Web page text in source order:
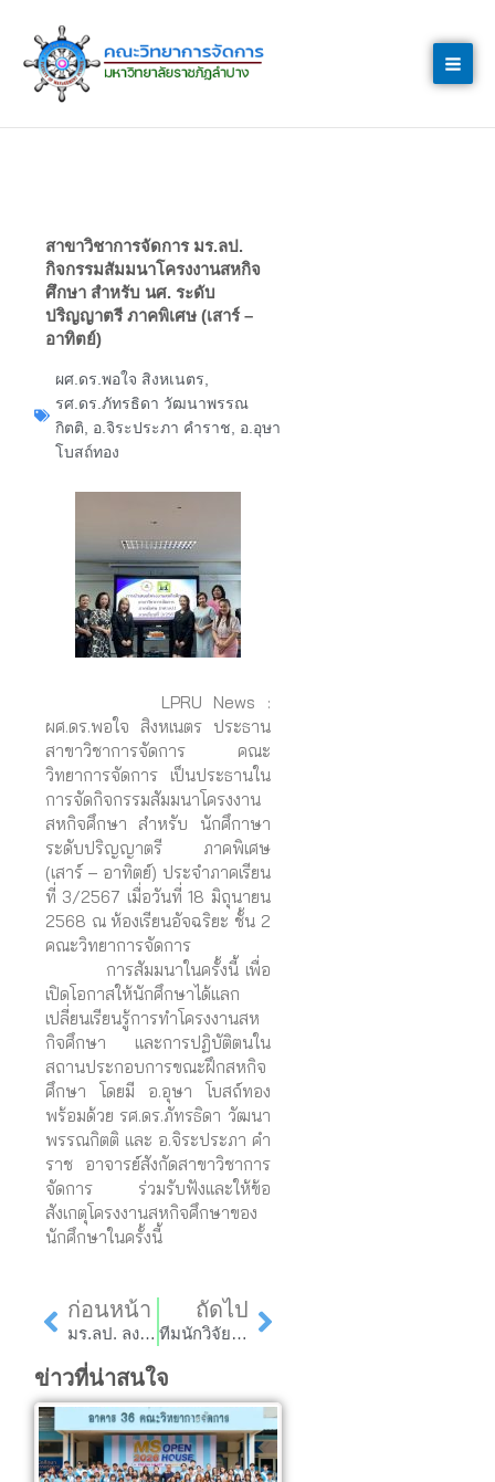
content
สาขาวิชาการจัดการ มร.ลป.
กิจกรรมสัมมนาโครงงานสหกิจ
ศึกษา สำหรับ นศ. ระดับ
ปริญญาตรี ภาคพิเศษ (เสาร์ –
อาทิตย์)
ผศ.ดร.พอใจ สิงหเนตร
รศ.ดร.ภัทรธิดา วัฒนาพรรณ
กิตติ
อ.จิระประภา คำราช
อ.อุษา
โบสถ์ทอง
LPRU News :
ผศ.ดร.พอใจ สิงหเนตร ประธาน
สาขาวิชาการจัดการ คณะ
วิทยาการจัดการ เป็นประธานใน
การจัดกิจกรรมสัมมนาโครงงาน
สหกิจศึกษา สำหรับ นักศึกาษา
ระดับปริญญาตรี ภาคพิเศษ
(เสาร์ – อาทิตย์) ประจำภาคเรียน
ที่ 3/2567 เมื่อวันที่ 18 มิถุนายน
2568 ณ ห้องเรียนอัจฉริยะ ชั้น 2
คณะวิทยาการจัดการ
การสัมมนาในครั้งนี้ เพื่อ
เปิดโอกาสให้นักศึกษาได้แลก
เปลี่ยนเรียนรู้การทำโครงงานสห
กิจศึกษา และการปฏิบัติตนใน
สถานประกอบการขณะฝึกสหกิจ
ศึกษา โดยมี อ.อุษา โบสถ์ทอง
พร้อมด้วย รศ.ดร.ภัทรธิดา วัฒนา
พรรณกิตติ และ อ.จิระประภา คำ
ราช อาจารย์สังกัดสาขาวิชาการ
จัดการ ร่วมรับฟังและให้ข้อ
สังเกตุโครงงานสหกิจศึกษาของ
นักศึกษาในครั้งนี้
Prev
ก่อนหน้า
มร.ลป. ลงนาม MOU ร่วมกับตำรวจภูธรลำพูน เพื่อการพัฒนาศักยภาพและการบริหารจัดการแหล่งท่องเที่ยวตามแนวคิดเศรษฐกิจสร้างสรรค์เพื่อความยั่งยืนในพื้นที่อำเภอลี้ จังหวัดลำพูน
ถัดไป
ทีมนักวิจัย มร.ลป. เข้าพบภาคีเครือข่ายในพื้นที่ อำเภอลี้ จังหวัดลำพูน เตรียมความพร้อมลงนาม MOU ในการพัฒนาศักยภาพและการบริหารจัดการแหล่งท่องเที่ยวตามแนวคิดเศรษฐกิจสร้างสรรค์เพื่อความยั่งยืนในพื้นที่
Next
ข่าวที่น่าสนใจ